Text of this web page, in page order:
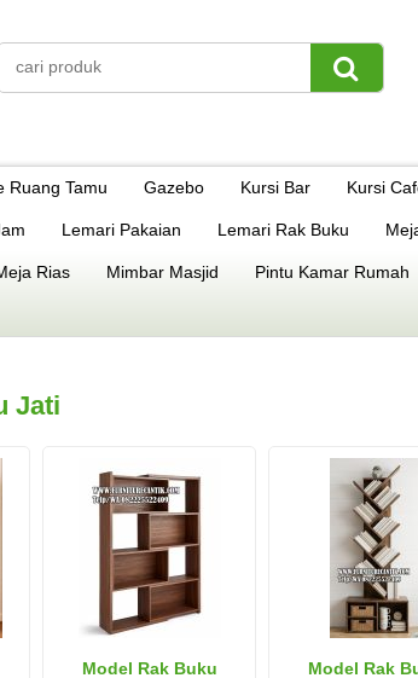
Ruang Tamu Gazebo Kursi Bar Kursi
Lemari Pakaian Lemari Rak Buku
Rias Mimbar Masjid Pintu Kamar Rumah
Jati
Model Rak Buku
Model Rak